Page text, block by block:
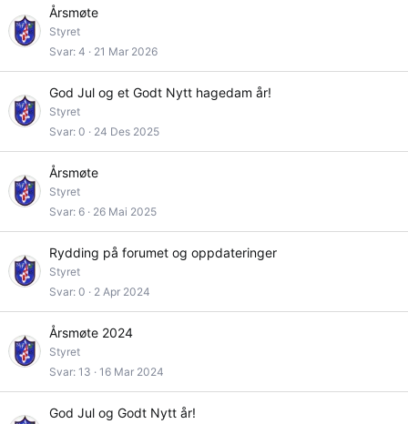
Årsmøte
Styret
Svar 4 21 Mar 2026
God Jul og et Godt Nytt hagedam år!
Styret
Svar 0 24 Des 2025
Årsmøte
Styret
Svar 6 26 Mai 2025
Rydding på forumet og oppdateringer
Styret
Svar 0 2 Apr 2024
Årsmøte 2024
Styret
Svar 13 16 Mar 2024
God Jul og Godt Nytt år!